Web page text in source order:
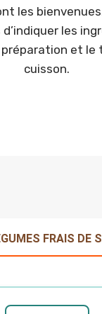
les
d’indiquer les
et le
cuisson.
FRAIS DE